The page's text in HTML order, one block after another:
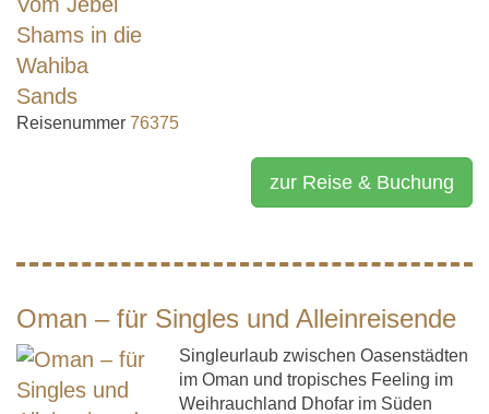
Reisenummer 76375
zur Reise & Buchung
Oman – für Singles und Alleinreisende
Singleurlaub zwischen Oasenstädten
im Oman und tropisches Feeling im
Weihrauchland Dhofar im Süden